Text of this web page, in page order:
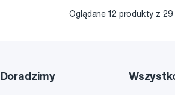
Oglądane12 produkty z 29
Doradzimy